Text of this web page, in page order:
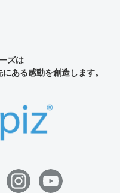
ズは
ある感動を創造します。